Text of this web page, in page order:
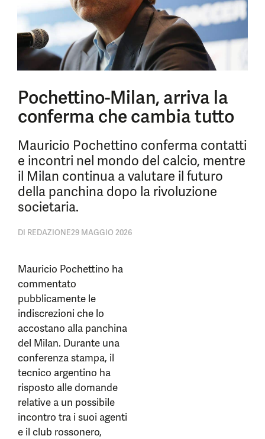
Pochettino-Milan, arriva la
conferma che cambia tutto
Mauricio Pochettino conferma contatti
e incontri nel mondo del calcio, mentre
il Milan continua a valutare il futuro
della panchina dopo la rivoluzione
societaria.
DI REDAZIONE29 MAGGIO 2026
Mauricio Pochettino ha
commentato
pubblicamente le
indiscrezioni che lo
accostano alla panchina
del Milan. Durante una
conferenza stampa, il
tecnico argentino ha
risposto alle domande
relative a un possibile
incontro tra i suoi agenti
e il club rossonero,